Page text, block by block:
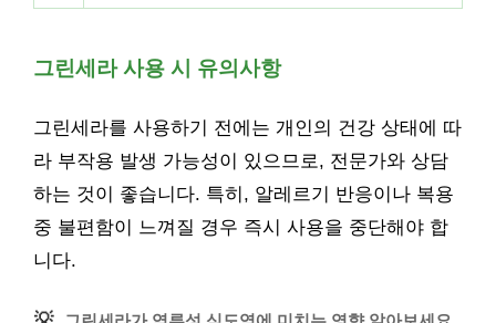
그린세라 사용 시 유의사항
그린세라를 사용하기 전에는 개인의 건강 상태에 따
라 부작용 발생 가능성이 있으므로, 전문가와 상담
하는 것이 좋습니다. 특히, 알레르기 반응이나 복용
중 불편함이 느껴질 경우 즉시 사용을 중단해야 합
니다.